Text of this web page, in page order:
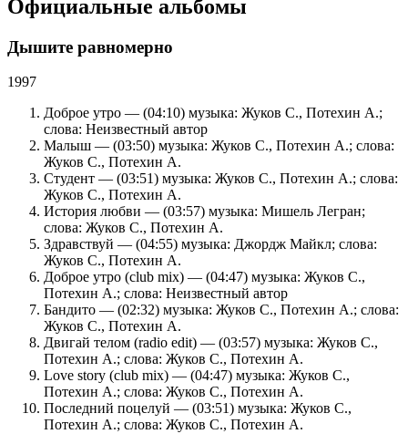
Официальные альбомы
Дышите равномерно
1997
Доброе утро — (04:10) музыка: Жуков С., Потехин А.;
слова: Неизвестный автор
Малыш — (03:50) музыка: Жуков С., Потехин А.; слова:
Жуков С., Потехин А.
Студент — (03:51) музыка: Жуков С., Потехин А.; слова:
Жуков С., Потехин А.
История любви — (03:57) музыка: Мишель Легран;
слова: Жуков С., Потехин А.
Здравствуй — (04:55) музыка: Джордж Майкл; слова:
Жуков С., Потехин А.
Доброе утро (club mix) — (04:47) музыка: Жуков С.,
Потехин А.; слова: Неизвестный автор
Бандито — (02:32) музыка: Жуков С., Потехин А.; слова:
Жуков С., Потехин А.
Двигай телом (radio edit) — (03:57) музыка: Жуков С.,
Потехин А.; слова: Жуков С., Потехин А.
Love story (club mix) — (04:47) музыка: Жуков С.,
Потехин А.; слова: Жуков С., Потехин А.
Последний поцелуй — (03:51) музыка: Жуков С.,
Потехин А.; слова: Жуков С., Потехин А.